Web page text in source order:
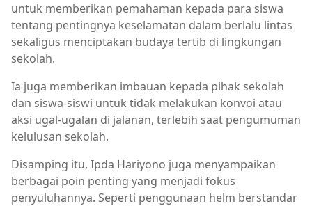
untuk memberikan pemahaman kepada para siswa
tentang pentingnya keselamatan dalam berlalu lintas
sekaligus menciptakan budaya tertib di lingkungan
sekolah.
Ia juga memberikan imbauan kepada pihak sekolah
dan siswa-siswi untuk tidak melakukan konvoi atau
aksi ugal-ugalan di jalanan, terlebih saat pengumuman
kelulusan sekolah.
Disamping itu, Ipda Hariyono juga menyampaikan
berbagai poin penting yang menjadi fokus
penyuluhannya. Seperti penggunaan helm berstandar